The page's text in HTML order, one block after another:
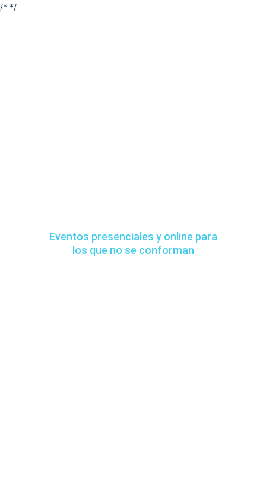
/* */
Eventos presenciales y online para
los que no se conforman